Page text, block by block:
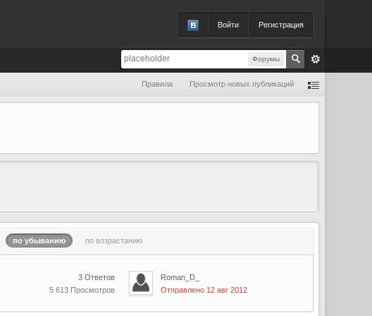
Войти Регистрация
Форумы
Правила Просмотр новых публикаций
по убыванию по возрастанию
3 Ответов
5 613 Просмотров
Roman_D_
Отправлено 12 авг 2012